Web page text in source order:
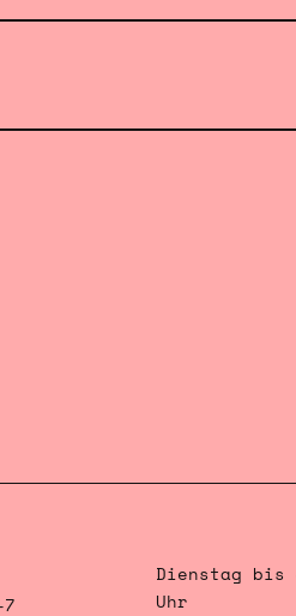
Dienstag bis
Uhr